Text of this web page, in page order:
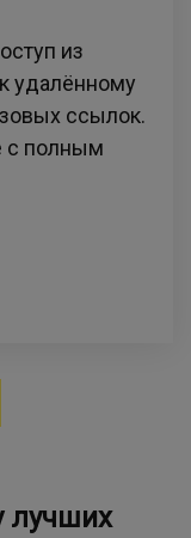
из
удалённому
ссылок.
с полным
лучших